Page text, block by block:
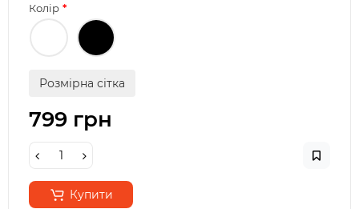
Колір
Розмірна сітка
799 грн
Купити